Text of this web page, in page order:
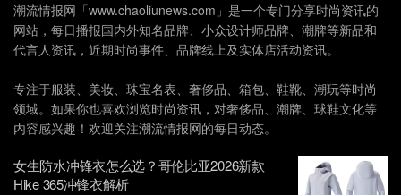
潮流情报网「www.chaoliunews.com」是一个专门分享时尚资讯的
网站，每日播报国内外知名品牌、小众设计师品牌、潮牌等新品和
代言人资讯，近期时尚事件、品牌线上及实体店活动资讯。
专注于服装、美妆、珠宝名表、奢侈品、箱包、鞋靴、潮玩等时尚
领域。如果你也喜欢浏览时尚资讯，对奢侈品、潮牌、球鞋文化等
内容感兴趣！欢迎关注潮流情报网的每日动态。
女生防水冲锋衣怎么选？哥伦比亚2026新款
Hike 365冲锋衣解析